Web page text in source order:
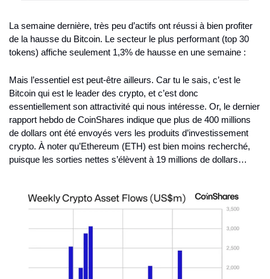
La semaine dernière, très peu d’actifs ont réussi à bien profiter
de la hausse du Bitcoin. Le secteur le plus performant (top 30
tokens) affiche seulement 1,3% de hausse en une semaine :
Mais l’essentiel est peut-être ailleurs. Car tu le sais, c’est le
Bitcoin qui est le leader des crypto, et c’est donc
essentiellement son attractivité qui nous intéresse. Or, le dernier
rapport hebdo de CoinShares indique que plus de 400 millions
de dollars ont été envoyés vers les produits d’investissement
crypto. À noter qu’Ethereum (ETH) est bien moins recherché,
puisque les sorties nettes s’élèvent à 19 millions de dollars…